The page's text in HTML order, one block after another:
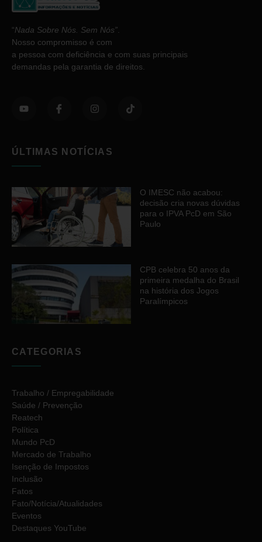
“Nada Sobre Nós. Sem Nós”
Nosso compromisso é com
a pessoa com deficiência e com suas principais
demandas pela garantia de direitos.
ÚLTIMAS NOTÍCIAS
O IMESC não acabou:
decisão cria novas dúvidas
para o IPVA PcD em São
Paulo
CPB celebra 50 anos da
primeira medalha do Brasil
na história dos Jogos
Paralímpicos
CATEGORIAS
Trabalho / Empregabilidade
Saúde / Prevenção
Reatech
Política
Mundo PcD
Mercado de Trabalho
Isenção de Impostos
Inclusão
Fatos
Fato/Notícia/Atualidades
Eventos
Destaques YouTube